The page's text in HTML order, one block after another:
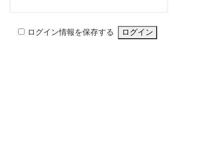
ログイン情報を保存する